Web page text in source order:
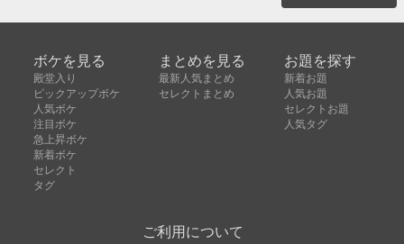
ボケを見る
殿堂入り
ピックアップボケ
人気ボケ
注目ボケ
急上昇ボケ
新着ボケ
セレクト
タグ
まとめを見る
最新人気まとめ
セレクトまとめ
お題を探す
新着お題
人気お題
セレクトお題
人気タグ
ご利用について